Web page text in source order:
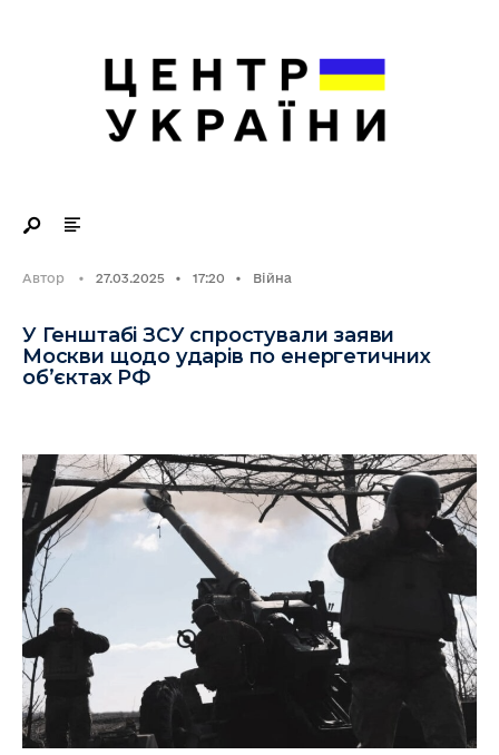
Автор • 27.03.2025 • 17:20 • Війна
У Генштабі ЗСУ спростували заяви
Москви щодо ударів по енергетичних
обʼєктах РФ